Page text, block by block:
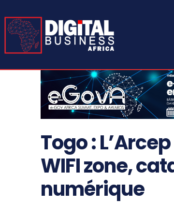
Togo :
WIFI zone,
numérique